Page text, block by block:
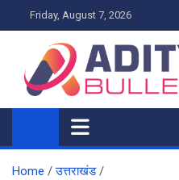
to
Friday, August 7, 2026
Home
उत्तराखंड